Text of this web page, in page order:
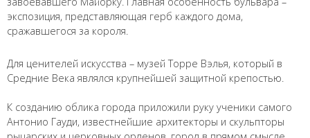
экспозиция, представляющая герб каждого дома,
сражавшегося за короля.
Для ценителей искусства – музей Торре Вэлья, который в
Средние Века являлся крупнейшей защитной крепостью.
К созданию облика города приложили руку ученики самого
Антонио Гауди, известнейшие архитекторы и скульпторы
Имя*